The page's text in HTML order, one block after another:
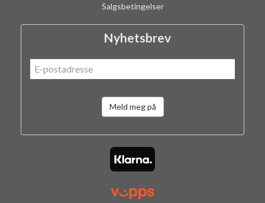
Salgsbetingelser
Nyhetsbrev
Meld meg på